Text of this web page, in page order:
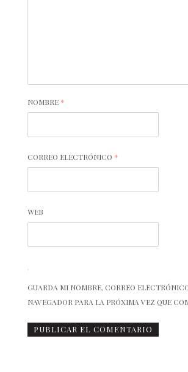
NOMBRE *
CORREO ELECTRÓNICO *
WEB
GUARDA MI NOMBRE, CORREO
NAVEGADOR PARA LA PRÓXIMA VEZ QUE